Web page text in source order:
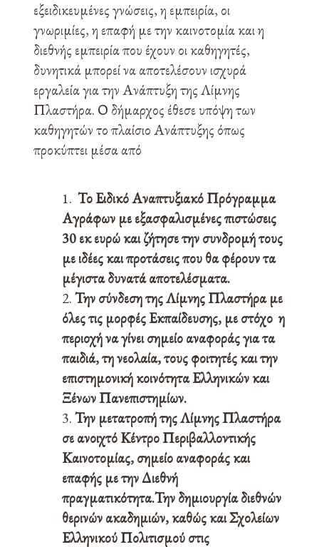
εξειδικευμένες γνώσεις, η εμπειρία, οι
γνωριμίες, η επαφή με την καινοτομία και η
διεθνής εμπειρία που έχουν οι καθηγητές,
δυνητικά μπορεί να αποτελέσουν ισχυρά
εργαλεία για την Ανάπτυξη της Λίμνης
Πλαστήρα. Ο δήμαρχος έθεσε υπόψη των
καθηγητών το πλαίσιο Ανάπτυξης όπως
προκύπτει μέσα από
Το Ειδικό Αναπτυξιακό Πρόγραμμα
Αγράφων με εξασφαλισμένες πιστώσεις
30 εκ ευρώ και ζήτησε την συνδρομή τους
με ιδέες και προτάσεις που θα φέρουν τα
μέγιστα δυνατά αποτελέσματα.
Την σύνδεση της Λίμνης Πλαστήρα με
όλες τις μορφές Εκπαίδευσης, με στόχο η
περιοχή να γίνει σημείο αναφοράς για τα
παιδιά, τη νεολαία, τους φοιτητές και την
επιστημονική κοινότητα Ελληνικών και
Ξένων Πανεπιστημίων.
Την μετατροπή της Λίμνης Πλαστήρα
σε ανοιχτό Κέντρο Περιβαλλοντικής
Καινοτομίας, σημείο αναφοράς και
επαφής με την Διεθνή
πραγματικότητα.Την δημιουργία διεθνών
θερινών ακαδημιών, καθώς και Σχολείων
Ελληνικού Πολιτισμού στις